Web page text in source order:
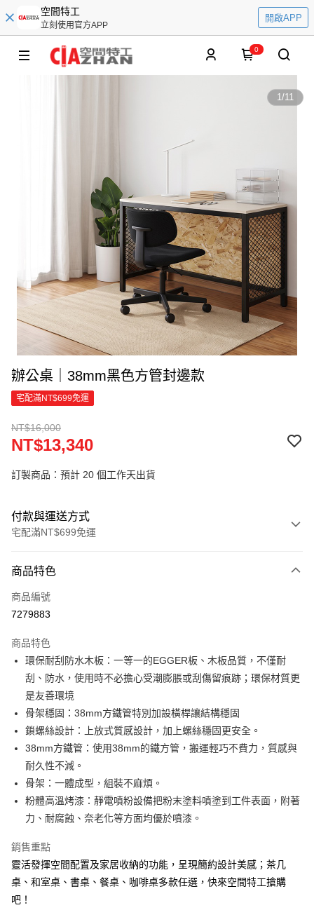
空間特工
立刻使用官方APP
開啟APP
0
1/11
辦公桌｜38mm黑色方管封邊款
宅配滿NT$699免運
NT$16,000
NT$13,340
訂製商品：預計 20 個工作天出貨
付款與運送方式
宅配滿NT$699免運
信用卡一次付款
信用卡分期付款
合作金庫商業銀行
華南商業銀行
彰化商業銀行
上海商業儲蓄銀行
台北富邦商業銀行
國泰世華商業銀行
臺灣中小企業銀行
台中商業銀行
匯豐（台灣）商業銀行
華泰商業銀行
聯邦商業銀行
遠東國際商業銀行
元大商業銀行
永豐商業銀行
玉山商業銀行
台新國際商業銀行
台灣樂天信用卡公司
6 期 0 利率 每期
華南商業銀行
彰化商業銀行
上海商業儲蓄銀行
國泰世華商業銀行
兆豐國際商業銀行
臺灣中小企業銀行
台中商業銀行
匯豐（台灣）商業銀行
華泰商業銀行
聯邦商業銀行
元大商業銀行
玉山商業銀行
台新國際商業銀行
中國信託商業銀行
台灣樂天信用卡公司
LINE Pay
Apple Pay
悠遊付
Google Pay
全盈+PAY
大哥付你分期
相關說明
1.本服務由台灣大哥大提供，台灣大哥大用戶可立即使用無須另外申請。
2.付款方式選擇「大哥付你分期」，訂單成立後會自動跳轉到大哥付的交易
流程，驗證手機門號後，選擇欲分期的期數、繳款截止日，確認付款後即完
成交易。
3.實際核准額度、可分期數及費用金額請依後續交易確認頁面所載為準。
AFTEE先享後付
相關說明
【關於「AFTEE先享後付」】
AFTEE先享後付是「在收到商品之後才付款」的支付方式。 讓您購物簡單
便利好安心！
運送方式
商品特色
商品編號
7279883
商品特色
環保耐刮防水木板：一等一的EGGER板、木板品質，不僅耐
刮、防水，使用時不必擔心受潮膨脹或刮傷留痕跡；環保材質更
是友善環境
骨架穩固：38mm方鐵管特別加設橫桿讓結構穩固
鎖螺絲設計：上放式質感設計，加上螺絲穩固更安全。
38mm方鐵管：使用38mm的鐵方管，搬運輕巧不費力，質感與
耐久性不減。
骨架：一體成型，組裝不麻煩。
粉體高溫烤漆：靜電噴粉設備把粉末塗料噴塗到工件表面，附著
力、耐腐蝕、奈老化等方面均優於噴漆。
銷售重點
靈活發揮空間配置及家居收納的功能，呈現簡約設計美感；茶几
桌、和室桌、書桌、餐桌、咖啡桌多款任選，快來空間特工搶購
吧！